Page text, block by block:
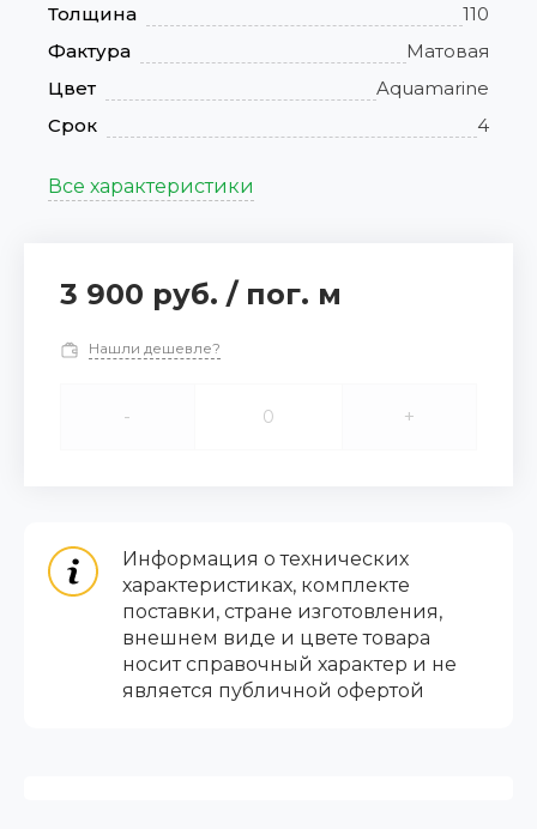
Толщина
110
Фактура
Матовая
Цвет
Aquamarine
Срок
4
Все характеристики
3 900 руб. / пог. м
Нашли дешевле?
- +
Информация о технических
характеристиках, комплекте
поставки, стране изготовления,
внешнем виде и цвете товара
носит справочный характер и не
является публичной офертой